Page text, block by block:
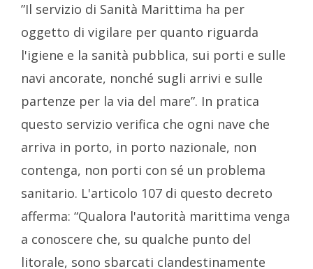
”Il servizio di Sanità Marittima ha per
oggetto di vigilare per quanto riguarda
l'igiene e la sanità pubblica, sui porti e sulle
navi ancorate, nonché sugli arrivi e sulle
partenze per la via del mare”. In pratica
questo servizio verifica che ogni nave che
arriva in porto, in porto nazionale, non
contenga, non porti con sé un problema
sanitario. L'articolo 107 di questo decreto
afferma: “Qualora l'autorità marittima venga
a conoscere che, su qualche punto del
litorale, sono sbarcati clandestinamente